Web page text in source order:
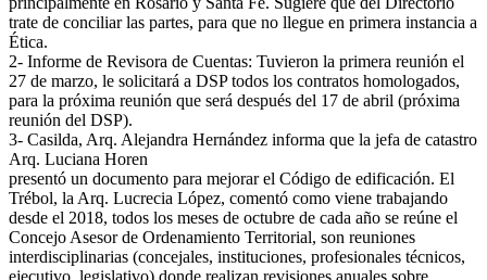
trate de conciliar las partes, para que no llegue en primera instancia a
Ética.
2- Informe de Revisora de Cuentas: Tuvieron la primera reunión el
27 de marzo, le solicitará a DSP todos los contratos homologados,
para la próxima reunión que será después del 17 de abril (próxima
reunión del DSP).
3- Casilda, Arq. Alejandra Hernández informa que la jefa de catastro
Arq. Luciana Horen
presentó un documento para mejorar el Código de edificación. El
Trébol, la Arq. Lucrecia López, comentó como viene trabajando
desde el 2018, todos los meses de octubre de cada año se reúne el
Concejo Asesor de Ordenamiento Territorial, son reuniones
interdisciplinarias (concejales, instituciones, profesionales técnicos,
ejecutivo, legislativo) donde realizan revisiones anuales sobre